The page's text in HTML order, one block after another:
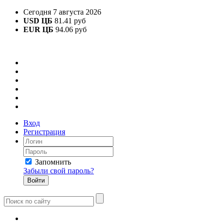
Сегодня 7 августа 2026
USD ЦБ 81.41 руб
EUR ЦБ 94.06 руб
Вход
Регистрация
Запомнить
Забыли свой пароль?